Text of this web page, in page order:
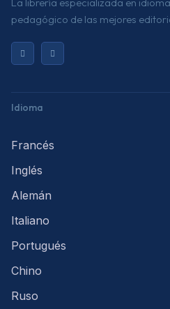
pedagógico de las mejores
Idioma
Francés
Inglés
Alemán
Italiano
Portugués
Chino
Ruso